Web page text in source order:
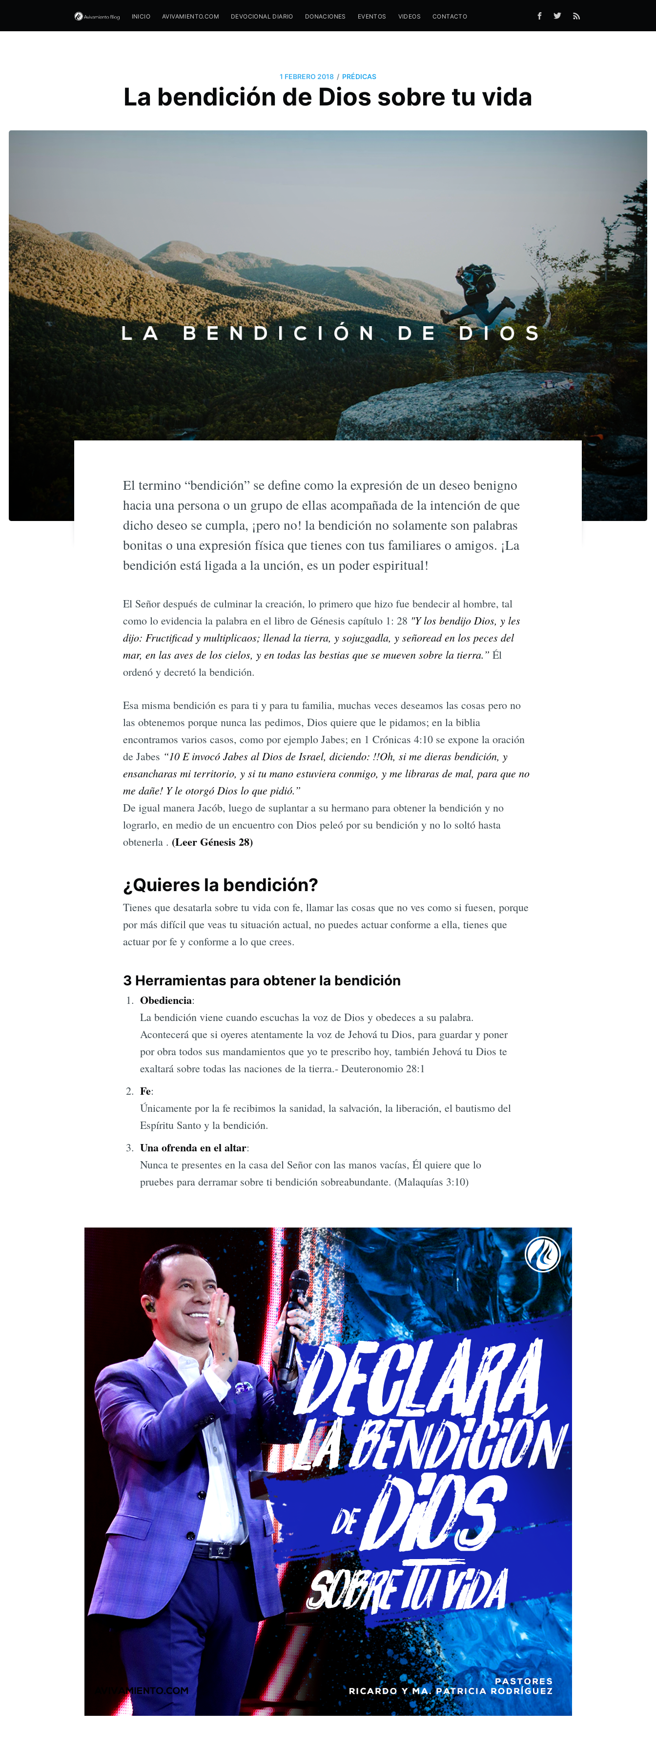
INICIO AVIVAMIENTO.COM DEVOCIONAL DIARIO DONACIONES EVENTOS VIDEOS CONTACTO
1 FEBRERO 2018 / PRÉDICAS
La bendición de Dios sobre tu vida
El termino “bendición” se define como la expresión de un deseo benigno
hacia una persona o un grupo de ellas acompañada de la intención de que
dicho deseo se cumpla, ¡pero no! la bendición no solamente son palabras
bonitas o una expresión física que tienes con tus familiares o amigos. ¡La
bendición está ligada a la unción, es un poder espiritual!
El Señor después de culminar la creación, lo primero que hizo fue bendecir al hombre, tal
como lo evidencia la palabra en el libro de Génesis capítulo 1: 28 "Y los bendijo Dios, y les
dijo: Fructificad y multiplicaos; llenad la tierra, y sojuzgadla, y señoread en los peces del
mar, en las aves de los cielos, y en todas las bestias que se mueven sobre la tierra.” Él
ordenó y decretó la bendición.
Esa misma bendición es para ti y para tu familia, muchas veces deseamos las cosas pero no
las obtenemos porque nunca las pedimos, Dios quiere que le pidamos; en la biblia
encontramos varios casos, como por ejemplo Jabes; en 1 Crónicas 4:10 se expone la oración
de Jabes “10 E invocó Jabes al Dios de Israel, diciendo: !!Oh, si me dieras bendición, y
ensancharas mi territorio, y si tu mano estuviera conmigo, y me libraras de mal, para que no
me dañe! Y le otorgó Dios lo que pidió.”
De igual manera Jacób, luego de suplantar a su hermano para obtener la bendición y no
lograrlo, en medio de un encuentro con Dios peleó por su bendición y no lo soltó hasta
obtenerla . (Leer Génesis 28)
¿Quieres la bendición?
Tienes que desatarla sobre tu vida con fe, llamar las cosas que no ves como si fuesen, porque
por más difícil que veas tu situación actual, no puedes actuar conforme a ella, tienes que
actuar por fe y conforme a lo que crees.
3 Herramientas para obtener la bendición
Obediencia:
La bendición viene cuando escuchas la voz de Dios y obedeces a su palabra.
Acontecerá que si oyeres atentamente la voz de Jehová tu Dios, para guardar y poner
por obra todos sus mandamientos que yo te prescribo hoy, también Jehová tu Dios te
exaltará sobre todas las naciones de la tierra.- Deuteronomio 28:1
Fe:
Únicamente por la fe recibimos la sanidad, la salvación, la liberación, el bautismo del
Espíritu Santo y la bendición.
Una ofrenda en el altar:
Nunca te presentes en la casa del Señor con las manos vacías, Él quiere que lo
pruebes para derramar sobre ti bendición sobreabundante. (Malaquías 3:10)